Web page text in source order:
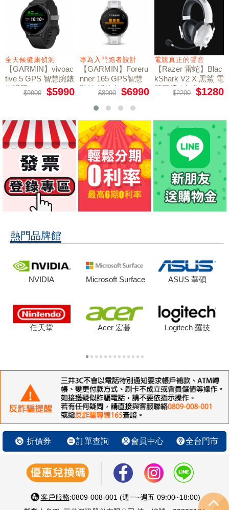
全天候健康偵測
【GARMIN】vivoac
tive 5 GPS 智慧腕錶
光譜黑
$9990 $5990
專為入門跑者設計
【GARMIN】Foreru
nner 165 GPS智慧
跑錶 暢快白
$8990 $6990
電競真正的聲音
【Razer 雷蛇】Blac
kShark V2 X 黑鯊 電
競耳機 / 白色
$2290 $1280
熱門品牌館
NVIDIA Microsoft Surface ASUS 華碩
任天堂 Acer 宏碁 Logitech 羅技
折價券 訂單查詢 會員中心 全台門市
客戶服務:0809-008-001 (週一~週五 09:00~18:00)